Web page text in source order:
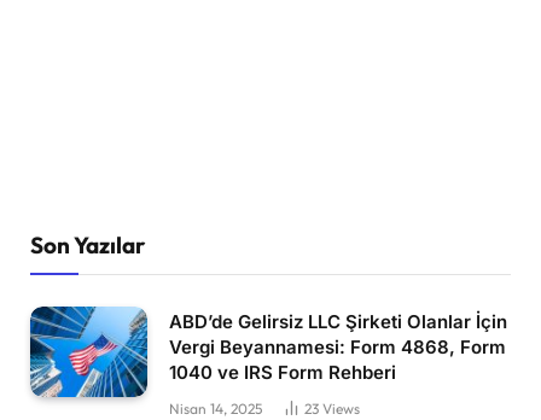
Son Yazılar
ABD’de Gelirsiz LLC Şirketi Olanlar İçin
Vergi Beyannamesi: Form 4868, Form
1040 ve IRS Form Rehberi
Nisan 14, 2025 23 Views